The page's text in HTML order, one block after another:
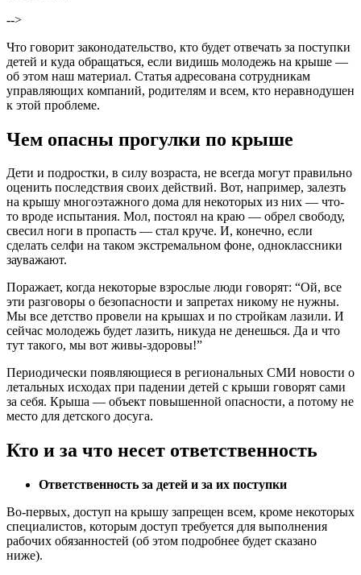
-->
Что говорит законодательство, кто будет отвечать за поступки
детей и куда обращаться, если видишь молодежь на крыше —
об этом наш материал. Статья адресована сотрудникам
управляющих компаний, родителям и всем, кто неравнодушен
к этой проблеме.
Чем опасны прогулки по крыше
Дети и подростки, в силу возраста, не всегда могут правильно
оценить последствия своих действий. Вот, например, залезть
на крышу многоэтажного дома для некоторых из них — что-
то вроде испытания. Мол, постоял на краю — обрел свободу,
свесил ноги в пропасть — стал круче. И, конечно, если
сделать селфи на таком экстремальном фоне, одноклассники
зауважают.
Поражает, когда некоторые взрослые люди говорят: “Ой, все
эти разговоры о безопасности и запретах никому не нужны.
Мы все детство провели на крышах и по стройкам лазили. И
сейчас молодежь будет лазить, никуда не денешься. Да и что
тут такого, мы вот живы-здоровы!”
Периодически появляющиеся в региональных СМИ новости о
летальных исходах при падении детей с крыши говорят сами
за себя. Крыша — объект повышенной опасности, а потому не
место для детского досуга.
Кто и за что несет ответственность
Ответственность за детей и за их поступки
Во-первых, доступ на крышу запрещен всем, кроме некоторых
специалистов, которым доступ требуется для выполнения
рабочих обязанностей (об этом подробнее будет сказано
ниже).